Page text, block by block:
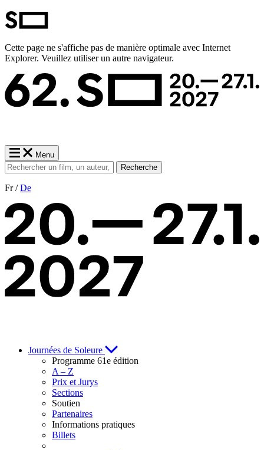
Cette page ne s'affiche pas de manière optimale avec Internet
Explorer. Veuillez utiliser un autre navigateur.
Menu
Recherche
Fr /De
Journées de Soleure
Programme 61e édition
A – Z
Prix et Jurys
Sections
Soutien
Partenaires
Informations pratiques
Billets